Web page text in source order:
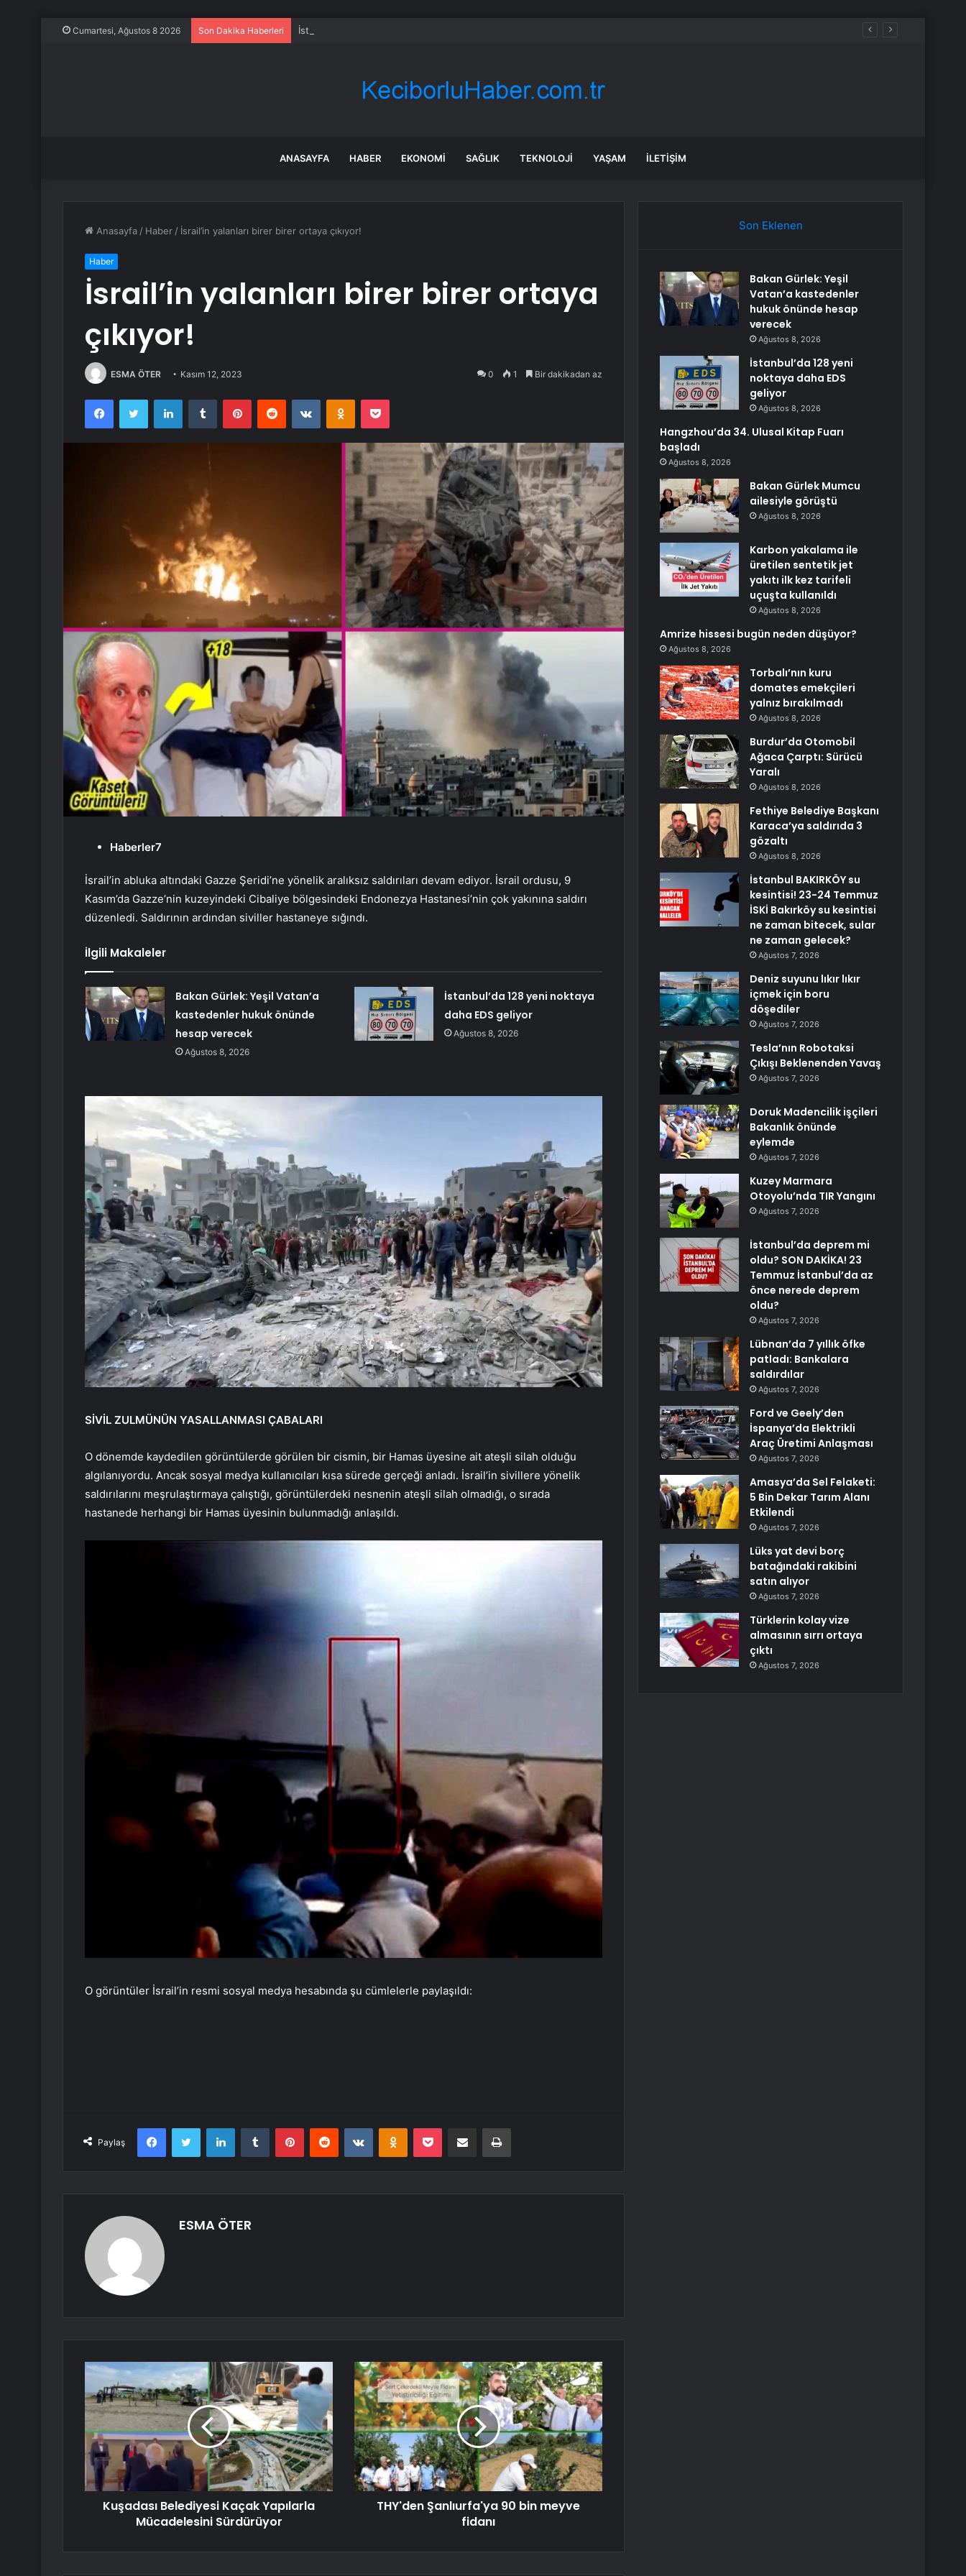
Cumartesi, Ağustos 8 2026 Son Dakika Haberleri İstanbul’da 128 yeni noktaya daha EDS geliyor
ANASAYFA HABER EKONOMI SAĞLIK TEKNOLOJI YAŞAM İLETIŞIM
Anasayfa / Haber / İsrail’in yalanları birer birer ortaya çıkıyor!
Haber
İsrail’in yalanları birer birer ortaya
çıkıyor!
ESMA ÖTER Kasım 12, 2023 0 1 Bir dakikadan az
FacebookTwitter LinkedInTumblr PinterestReddit VKontakteOdnoklassniki
Pocket
Haberler7
İsrail’in abluka altındaki Gazze Şeridi’ne yönelik aralıksız saldırıları devam ediyor. İsrail ordusu, 9
Kasım’da Gazze’nin kuzeyindeki Cibaliye bölgesindeki Endonezya Hastanesi’nin çok yakınına saldırı
düzenledi. Saldırının ardından siviller hastaneye sığındı.
İlgili Makaleler
Bakan Gürlek: Yeşil Vatan’a
kastedenler hukuk önünde
hesap verecek
Ağustos 8, 2026
İstanbul’da 128 yeni noktaya
daha EDS geliyor
Ağustos 8, 2026
SİVİL ZULMÜNÜN YASALLANMASI ÇABALARI
O dönemde kaydedilen görüntülerde görülen bir cismin, bir Hamas üyesine ait ateşli silah olduğu
algılanıyordu. Ancak sosyal medya kullanıcıları kısa sürede gerçeği anladı. İsrail’in sivillere yönelik
saldırılarını meşrulaştırmaya çalıştığı, görüntülerdeki nesnenin ateşli silah olmadığı, o sırada
hastanede herhangi bir Hamas üyesinin bulunmadığı anlaşıldı.
O görüntüler İsrail’in resmi sosyal medya hesabında şu cümlelerle paylaşıldı:
Paylaş
FacebookTwitter LinkedInTumblr PinterestReddit VKontakteOdnoklassniki
Pocket E-Posta ile paylaş Yazdır
ESMA ÖTER
Kuşadası Belediyesi Kaçak Yapılarla
Mücadelesini Sürdürüyor
THY'den Şanlıurfa'ya 90 bin meyve
fidanı
Son Eklenen
Bakan Gürlek: Yeşil
Vatan’a kastedenler
hukuk önünde hesap
verecek
Ağustos 8, 2026
İstanbul’da 128 yeni
noktaya daha EDS
geliyor
Ağustos 8, 2026
Hangzhou’da 34. Ulusal Kitap Fuarı
başladı
Ağustos 8, 2026
Bakan Gürlek Mumcu
ailesiyle görüştü
Ağustos 8, 2026
Karbon yakalama ile
üretilen sentetik jet
yakıtı ilk kez tarifeli
uçuşta kullanıldı
Ağustos 8, 2026
Amrize hissesi bugün neden düşüyor?
Ağustos 8, 2026
Torbalı’nın kuru
domates emekçileri
yalnız bırakılmadı
Ağustos 8, 2026
Burdur’da Otomobil
Ağaca Çarptı: Sürücü
Yaralı
Ağustos 8, 2026
Fethiye Belediye Başkanı
Karaca’ya saldırıda 3
gözaltı
Ağustos 8, 2026
İstanbul BAKIRKÖY su
kesintisi! 23-24 Temmuz
İSKİ Bakırköy su kesintisi
ne zaman bitecek, sular
ne zaman gelecek?
Ağustos 7, 2026
Deniz suyunu lıkır lıkır
içmek için boru
döşediler
Ağustos 7, 2026
Tesla’nın Robotaksi
Çıkışı Beklenenden Yavaş
Ağustos 7, 2026
Doruk Madencilik işçileri
Bakanlık önünde
eylemde
Ağustos 7, 2026
Kuzey Marmara
Otoyolu’nda TIR Yangını
Ağustos 7, 2026
İstanbul’da deprem mi
oldu? SON DAKİKA! 23
Temmuz İstanbul’da az
önce nerede deprem
oldu?
Ağustos 7, 2026
Lübnan’da 7 yıllık öfke
patladı: Bankalara
saldırdılar
Ağustos 7, 2026
Ford ve Geely’den
İspanya’da Elektrikli
Araç Üretimi Anlaşması
Ağustos 7, 2026
Amasya’da Sel Felaketi:
5 Bin Dekar Tarım Alanı
Etkilendi
Ağustos 7, 2026
Lüks yat devi borç
batağındaki rakibini
satın alıyor
Ağustos 7, 2026
Türklerin kolay vize
almasının sırrı ortaya
çıktı
Ağustos 7, 2026